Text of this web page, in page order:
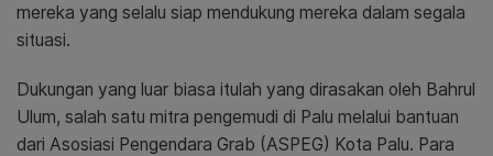
mereka yang selalu siap mendukung mereka dalam segala
situasi.
Dukungan yang luar biasa itulah yang dirasakan oleh Bahrul
Ulum, salah satu mitra pengemudi di Palu melalui bantuan
dari Asosiasi Pengendara Grab (ASPEG) Kota Palu. Para